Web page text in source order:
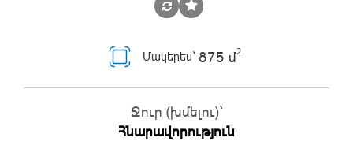
Մակերես` 875 մ2
Ջուր (խմելու)`
Հնարավորություն